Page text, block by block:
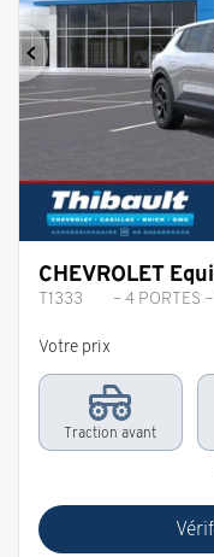
Précédent
CHEVROLET
T1333 – 4 PORTES
Votre prix
Traction avant